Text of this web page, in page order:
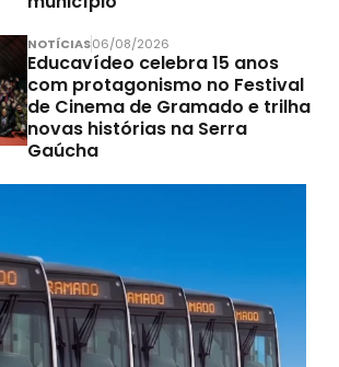
NOTÍCIAS06/08/2026
Educavídeo celebra 15 anos
com protagonismo no Festival
de Cinema de Gramado e trilha
novas histórias na Serra
Gaúcha